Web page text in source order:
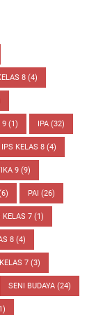
8 (4)
9 (1) IPA (32)
IPS KELAS 8 (4)
9 (9)
PAI (26)
KELAS 7 (1)
8 (4)
7 (3)
SENI BUDAYA (24)